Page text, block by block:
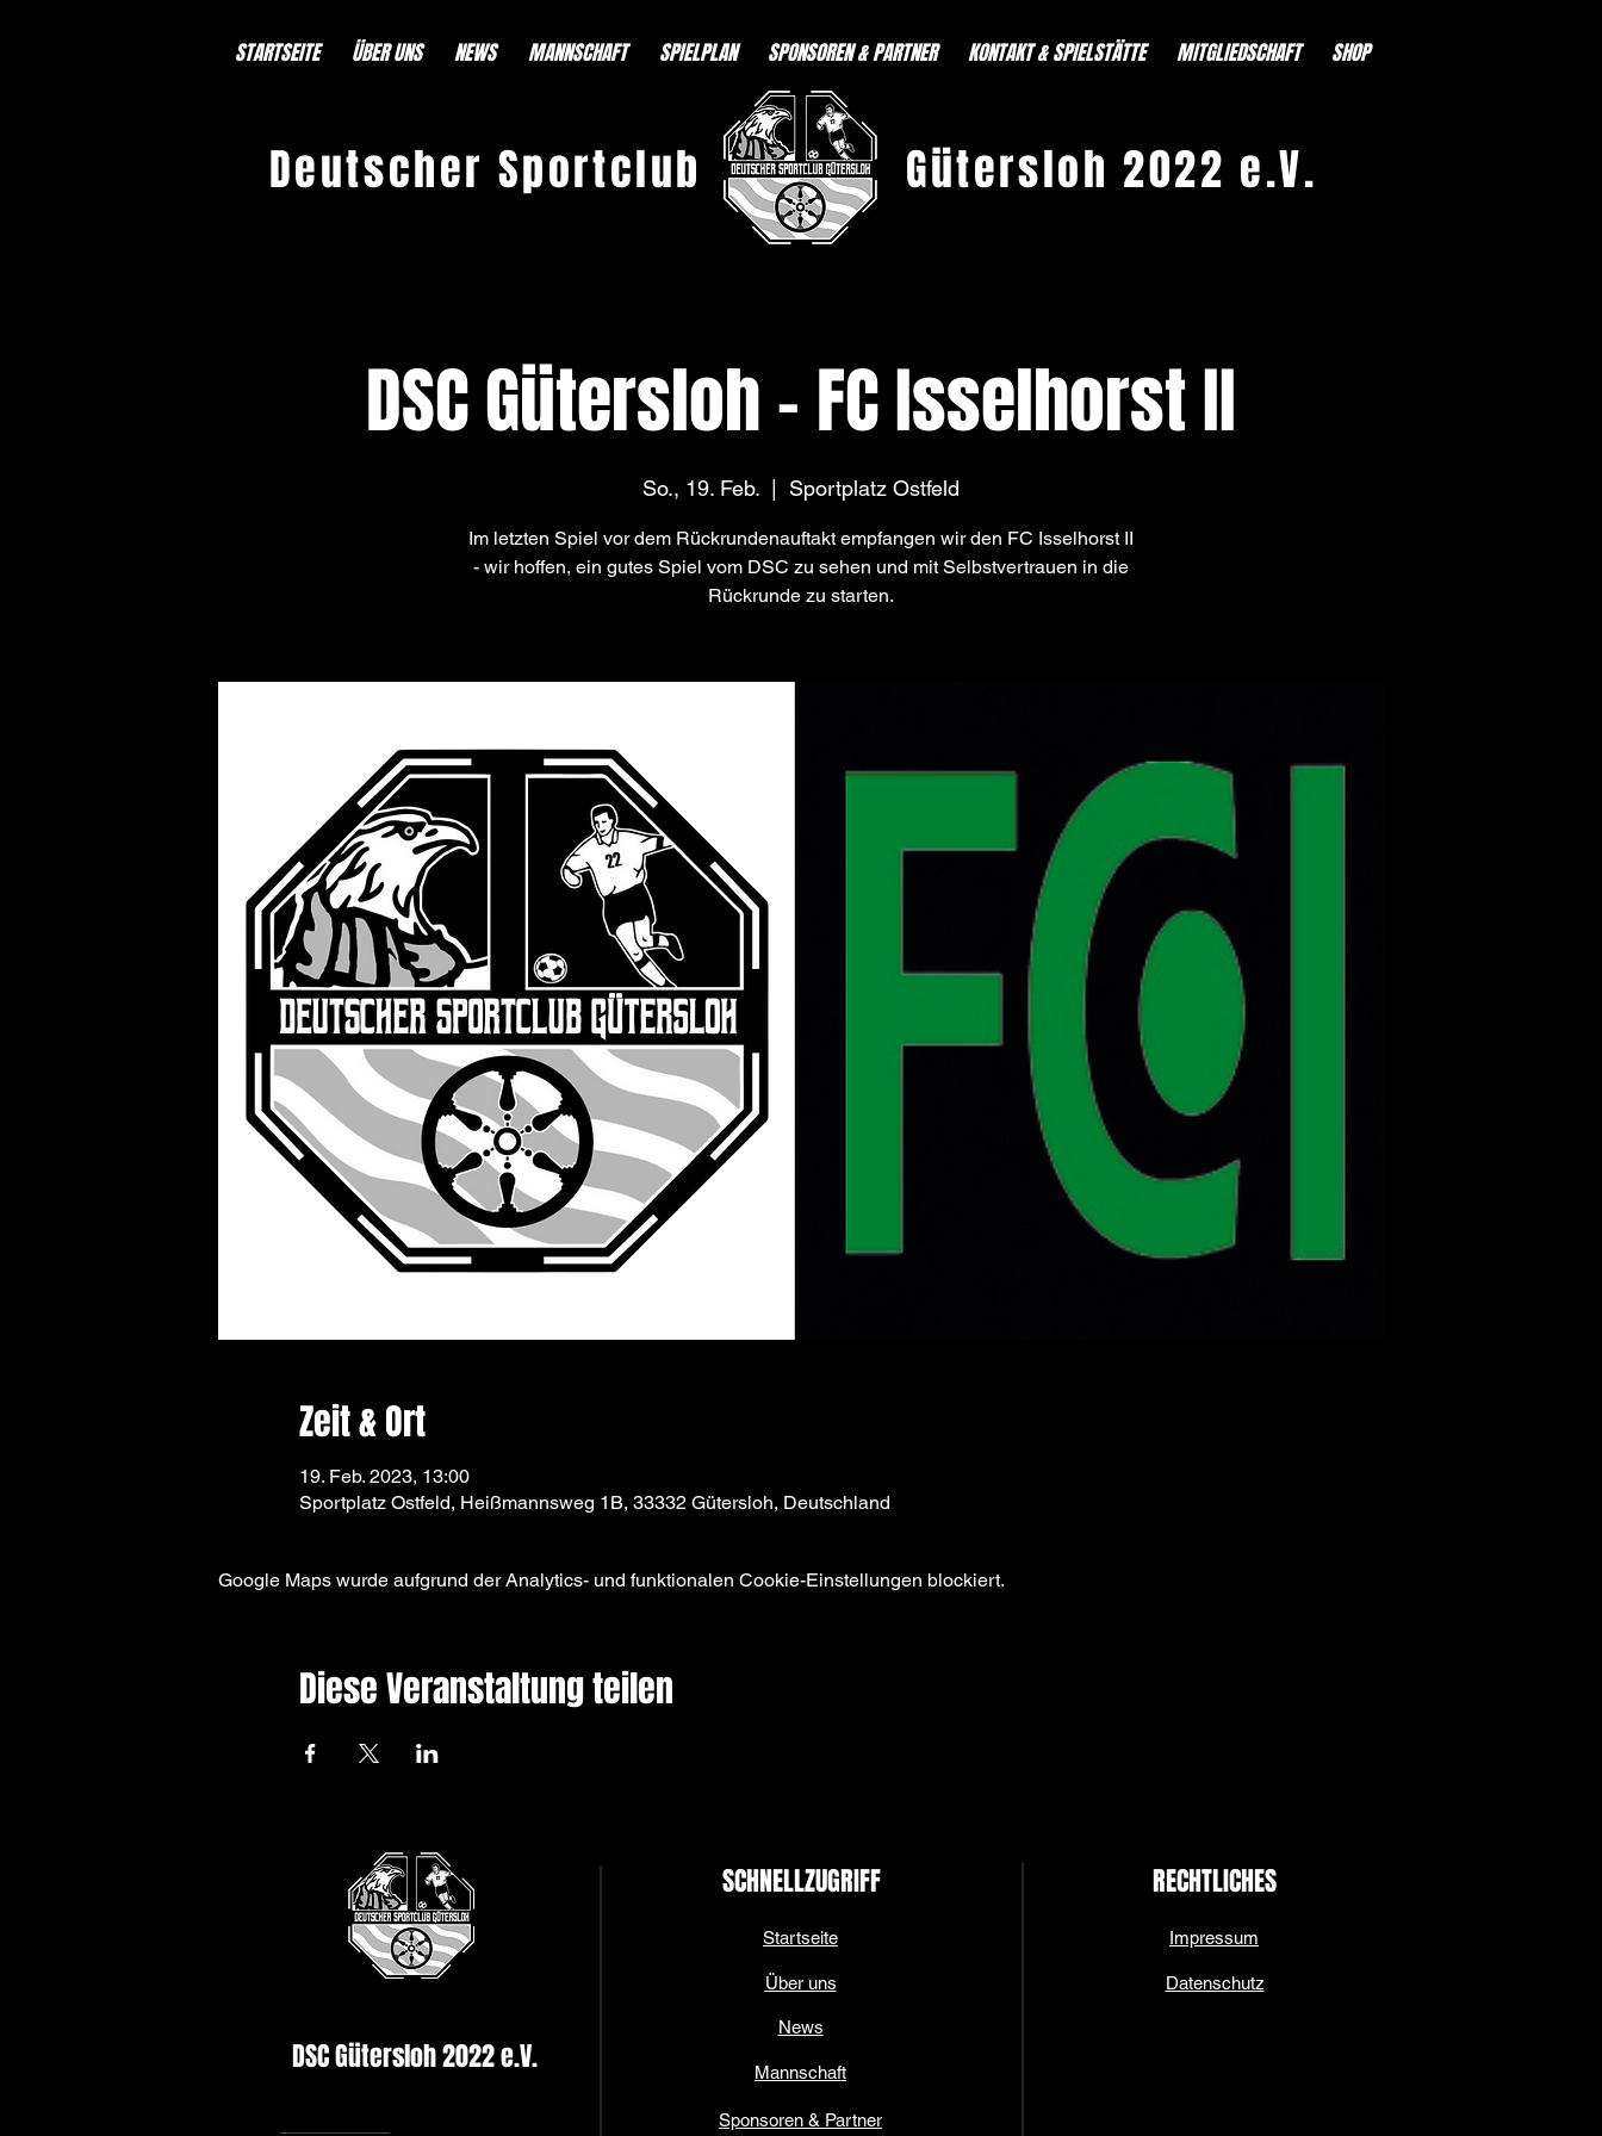
STARTSEITE ÜBER UNS NEWS MANNSCHAFT SPIELPLAN SPONSOREN & PARTNER KONTAKT & SPIELSTÄTTE MITGLIEDSCHAFT SHOP
Deutscher Sportclub Gütersloh 2022 e.V.
DSC Gütersloh - FC Isselhorst II
So., 19. Feb. Sportplatz Ostfeld
Im letzten Spiel vor dem Rückrundenauftakt empfangen wir den FC Isselhorst II
- wir hoffen, ein gutes Spiel vom DSC zu sehen und mit Selbstvertrauen in die
Rückrunde zu starten.
Zeit & Ort
19. Feb. 2023, 13:00
Sportplatz Ostfeld, Heißmannsweg 1B, 33332 Gütersloh, Deutschland
Google Maps wurde aufgrund der Analytics- und funktionalen Cookie-Einstellungen blockiert.
Diese Veranstaltung teilen
SCHNELLZUGRIFF RECHTLICHES
DSC Gütersloh 2022 e.V.
Startseite
Über uns
News
Mannschaft
Sponsoren & Partner
Impressum
Datenschutz